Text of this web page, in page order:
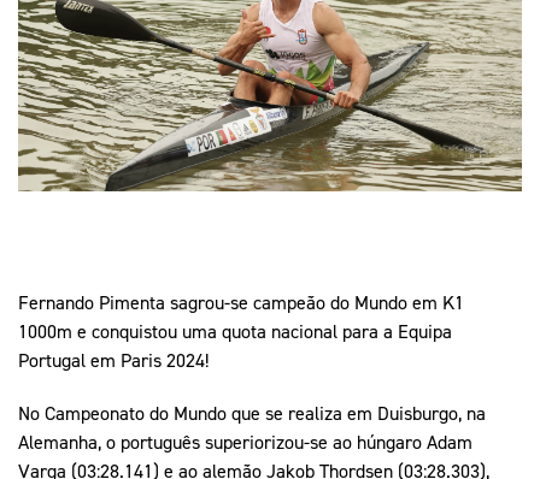
Marketing
Media
Documentos
Contactos
Educação Olímpica
Educação
Equipa Portugal
Arquivo Histórico
Educação Olímpica
Equipa Portugal
Fernando Pimenta sagrou-se campeão do Mundo em K1
1000m e conquistou uma quota nacional para a Equipa
Portugal em Paris 2024!
No Campeonato do Mundo que se realiza em Duisburgo, na
Alemanha, o português superiorizou-se ao húngaro Adam
Varga (03:28.141) e ao alemão Jakob Thordsen (03:28.303),